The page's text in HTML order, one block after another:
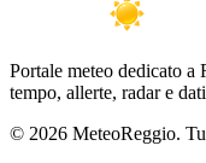
Portale meteo dedicato
tempo, allerte, radar e
© 2026 MeteoReggio.